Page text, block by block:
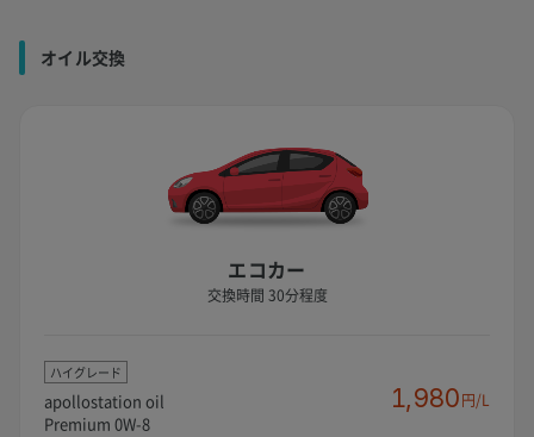
オイル交換
エコカー
交換時間 30分程度
ハイグレード
apollostation oil
Premium 0W-8
1,980円/L